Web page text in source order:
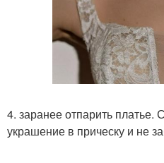
4. заранее отпарить платье.
украшение в прическу и не